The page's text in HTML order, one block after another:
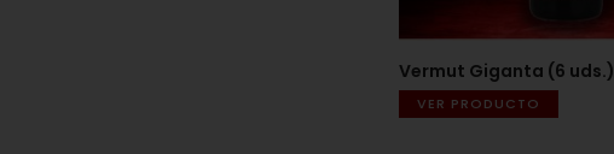
Vermut Giganta (6 uds.)
VER PRODUCTO